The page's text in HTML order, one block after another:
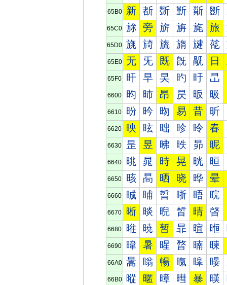
65B0 新 斱 斲 斳 斴 斵
65C0 旀 旁 旂 旃 旄 旅
65D0 旐 旑 旒 旓 旔 旕
65E0 无 旡 既 旣 旤 日
65F0 旰 旱 旲 旳 旴 旵
6600 昀 昁 昂 昃 昄 昅
6610 昐 昑 昒 易 昔 昕
6620 映 昡 昢 昣 昤 春
6630 昰 昱 昲 昳 昴 昵
6640 晀 晁 時 晃 晄 晅
6650 晐 晑 晒 晓 晔 晕
6660 晠 晡 晢 晣 晤 晥
6670 晰 晱 晲 晳 晴 晵
6680 暀 暁 暂 暃 暄 暅
6690 暐 暑 暒 暓 暔 暕
66A0 暠 暡 暢 暣 暤 暥
66B0 暰 暱 暲 暳 暴 暵